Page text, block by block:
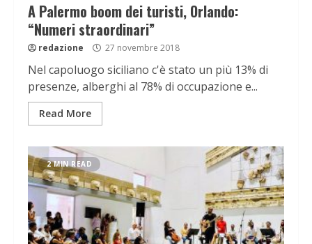
A Palermo boom dei turisti, Orlando:
“Numeri straordinari”
redazione 27 novembre 2018
Nel capoluogo siciliano c'è stato un più 13% di
presenze, alberghi al 78% di occupazione e...
Read More
2 MIN READ